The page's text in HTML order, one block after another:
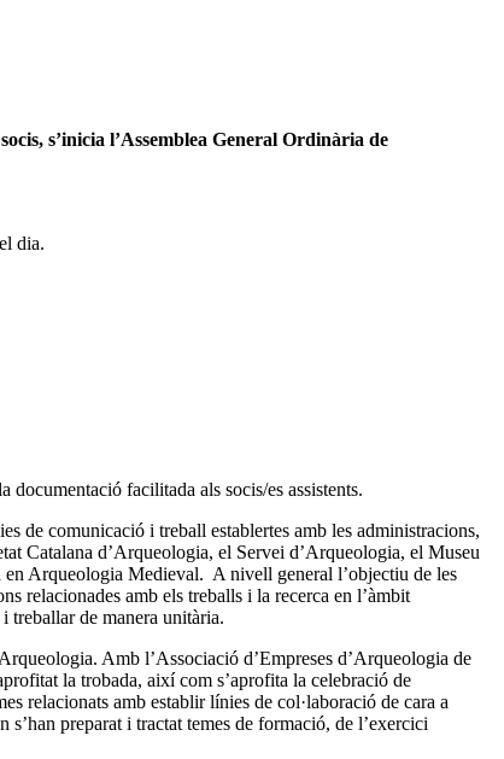
s’inicia l’Assemblea General Ordinària de
dia.
documentació facilitada als socis/es assistents.
de comunicació i treball establertes amb les administracions,
Catalana d’Arqueologia, el Servei d’Arqueologia, el Museu
en Arqueologia Medieval. A nivell general l’objectiu de les
relacionades amb els treballs i la recerca en l’àmbit
treballar de manera unitària.
Amb l’Associació d’Empreses d’Arqueologia de
la trobada, així com s’aprofita la celebració de
relacionats amb establir línies de col·laboració de cara a
preparat i tractat temes de formació, de l’exercici